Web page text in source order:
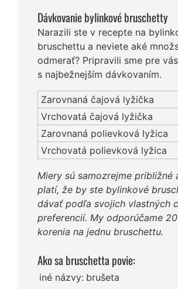
Dávkovanie bylinkové bruschetty
Narazili ste v recepte na
bruschettu a neviete aké
odmerať? Pripravili sme pre
s najbežnejším dávkovaním.
Zarovnaná čajová lyžička
Vrchovatá čajová lyžička
Zarovnaná polievková lyžica
Vrchovatá polievková lyžica
Miery sú samozrejme približné
platí, že by ste bylinkové
dávať podľa svojich vlastných
preferencií. My odporúčame
korenia na jednu bruschettu.
Ako sa bruschetta povie:
iné názvy: brušeta